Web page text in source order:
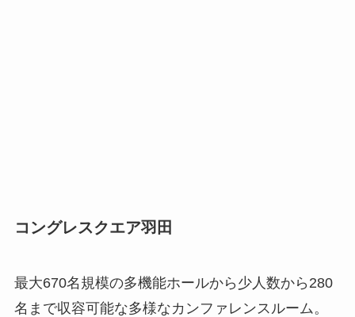
コングレスクエア羽田
最大670名規模の多機能ホールから少人数から280
名まで収容可能な多様なカンファレンスルーム。